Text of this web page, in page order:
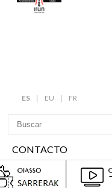
ES EU FR
CONTACTO